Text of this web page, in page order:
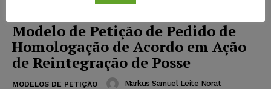
Modelo de Petição de Pedido de
Homologação de Acordo em Ação
de Reintegração de Posse
MODELOS DE PETIÇÃO Markus Samuel Leite Norat -